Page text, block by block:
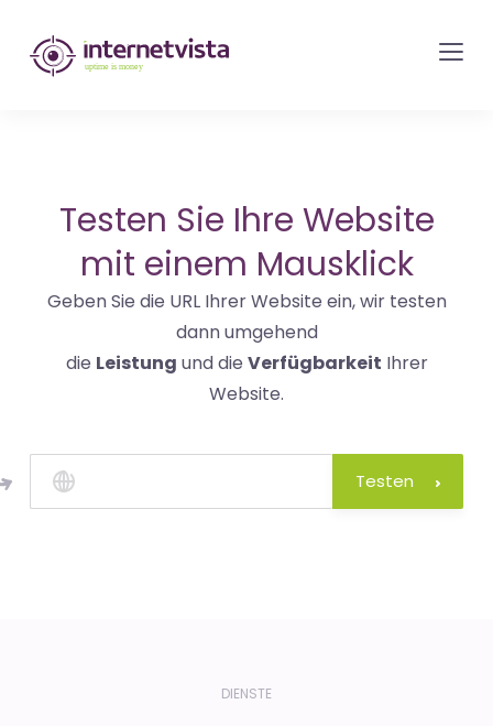
internetvista
Monitoring
Websites
und
Internet-
Diensten
Uptime
Testen Sie Ihre Website
mit einem Mausklick
Geben Sie die URL Ihrer Website ein, wir testen
dann umgehend
die Leistung und die Verfügbarkeit Ihrer
Website.
Testen
DIENSTE